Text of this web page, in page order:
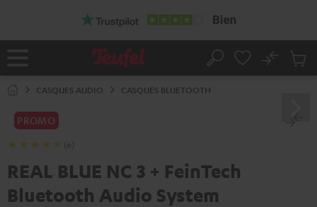
Page
Rechercher
No
CASQUES AUDIO CASQUES BLUETOOTH
PROMO
(6)
REAL BLUE NC 3 + FeinTech
Bluetooth Audio System